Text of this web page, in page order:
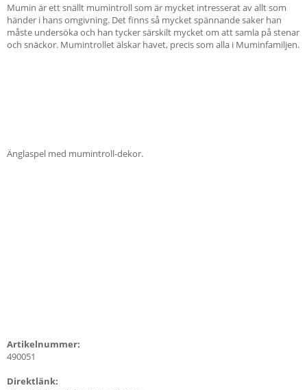
Mumin är ett snällt mumintroll som är mycket intresserat av allt som
händer i hans omgivning. Det finns så mycket spännande saker han
måste undersöka och han tycker särskilt mycket om att samla på stenar
och snäckor. Mumintrollet älskar havet, precis som alla i Muminfamiljen.
Änglaspel med mumintroll-dekor.
Artikelnummer:
490051
Direktlänk: